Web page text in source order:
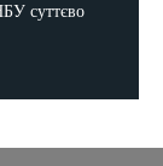
суттєво